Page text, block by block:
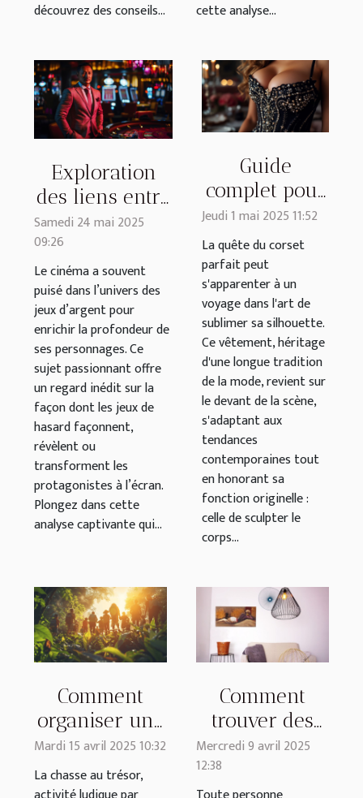
découvrez des conseils...
cette analyse...
Exploration
des liens entre
jeux d'argent
développement
de
personnages
au cinéma
Samedi 24 mai 2025
09:26
Le cinéma a souvent
puisé dans l’univers des
jeux d’argent pour
enrichir la profondeur de
ses personnages. Ce
sujet passionnant offre
un regard inédit sur la
façon dont les jeux de
hasard façonnent,
révèlent ou
transforment les
protagonistes à l’écran.
Plongez dans cette
analyse captivante qui...
Guide
complet pour
choisir un
corset qui
met en
valeur
Jeudi 1 mai 2025 11:52
La quête du corset
parfait peut
s'apparenter à un
voyage dans l'art de
sublimer sa silhouette.
Ce vêtement, héritage
d'une longue tradition
de la mode, revient sur
le devant de la scène,
s'adaptant aux
tendances
contemporaines tout
en honorant sa
fonction originelle :
celle de sculpter le
corps...
Comment
organiser une
chasse au
trésor
éducative
Mardi 15 avril 2025 10:32
La chasse au trésor,
Comment
trouver des
abat-jours en
adopter pour
Mercredi 9 avril 2025
12:38